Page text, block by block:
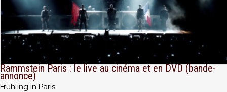
Rammstein Paris : le live au cinéma et en DVD (bande-
annonce)
Frühling in Paris